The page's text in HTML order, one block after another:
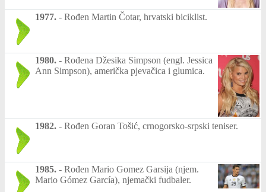
1977. - Rođen Martin Čotar, hrvatski biciklist.
1980. - Rođena Džesika Simpson (engl. Jessica
Ann Simpson), američka pjevačica i glumica.
1982. - Rođen Goran Tošić, crnogorsko-srpski teniser.
1985. - Rođen Mario Gomez Garsija (njem.
Mario Gómez García), njemački fudbaler.